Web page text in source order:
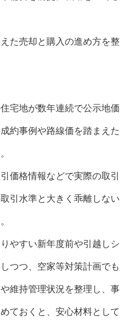
た売却と購入の進め方を整
宅地が数年連続で公示地価
約事例や路線価を踏まえた
価格情報などで実際の取引
引水準と大きく乖離しない
やすい新年度前や引越しシ
つつ、空家等対策計画でも
維持管理状況を整理し、事
ておくと、安心材料として